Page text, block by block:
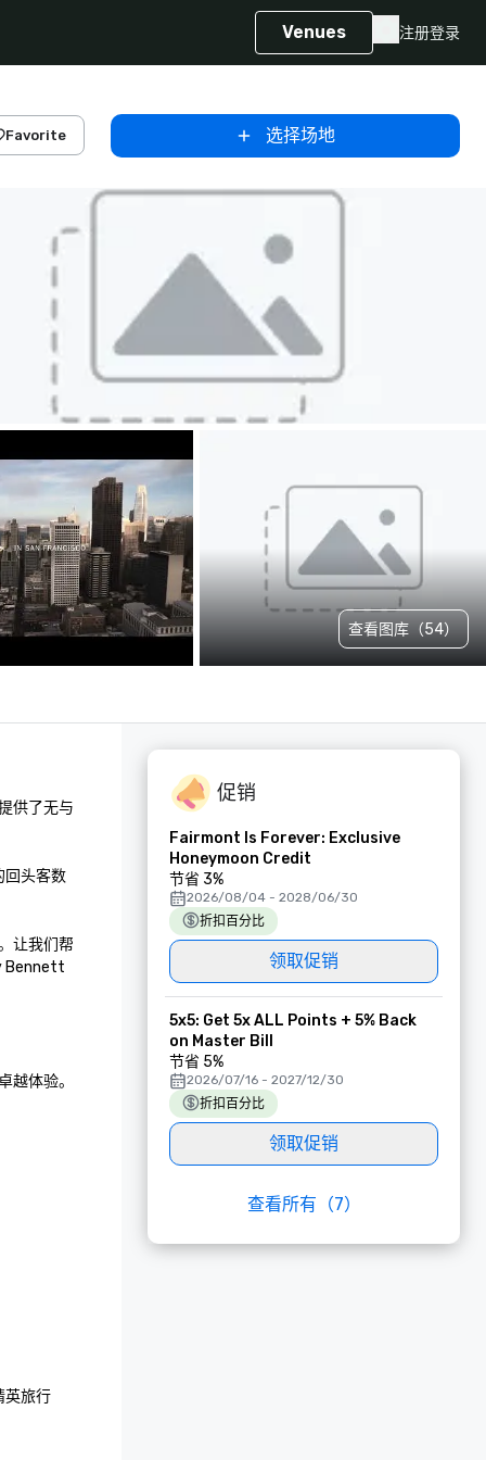
Venues 注册登录
Favorite 选择场地
查看图库（54）
供了无与
回头客数
让我们帮
Bennett
越体验。
英旅行
促销
Fairmont Is Forever: Exclusive
Honeymoon Credit
节省 3%
2026/08/04 - 2028/06/30
折扣百分比
领取促销
5x5: Get 5x ALL Points + 5% Back
on Master Bill
节省 5%
2026/07/16 - 2027/12/30
折扣百分比
领取促销
查看所有（7）